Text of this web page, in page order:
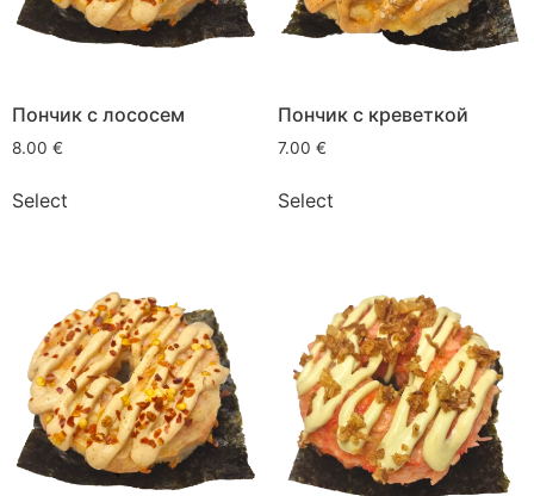
Пончик с лососем
8.00 €
Select
Пончик с креветкой
7.00 €
Select